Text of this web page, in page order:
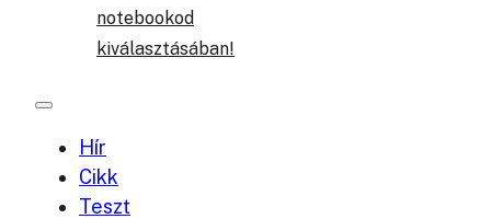
notebookod
kiválasztásában!
Hír
Cikk
Teszt